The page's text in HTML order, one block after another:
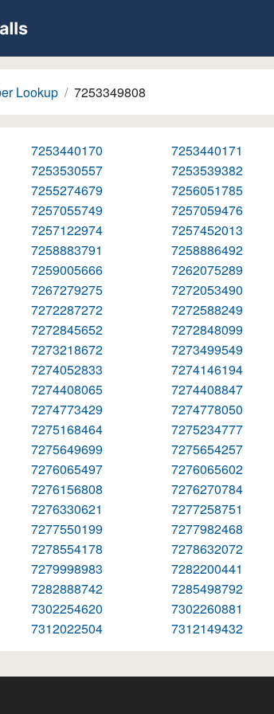
Lookup 7253349808
7253440170 7253440171
7253530557 7253539382
7255274679 7256051785
7257055749 7257059476
7257122974 7257452013
7258883791 7258886492
7259005666 7262075289
7267279275 7272053490
7272287272 7272588249
7272845652 7272848099
7273218672 7273499549
7274052833 7274146194
7274408065 7274408847
7274773429 7274778050
7275168464 7275234777
7275649699 7275654257
7276065497 7276065602
7276156808 7276270784
7276330621 7277258751
7277550199 7277982468
7278554178 7278632072
7279998983 7282200441
7282888742 7285498792
7302254620 7302260881
7312022504 7312149432